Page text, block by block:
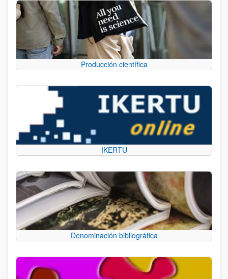
Producción científica
IKERTU
Denominación bibliográfica